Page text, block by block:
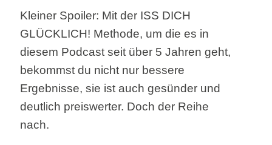
Kleiner Spoiler: Mit der ISS DICH
GLÜCKLICH! Methode, um die es in
diesem Podcast seit über 5 Jahren geht,
bekommst du nicht nur bessere
Ergebnisse, sie ist auch gesünder und
deutlich preiswerter. Doch der Reihe
nach.